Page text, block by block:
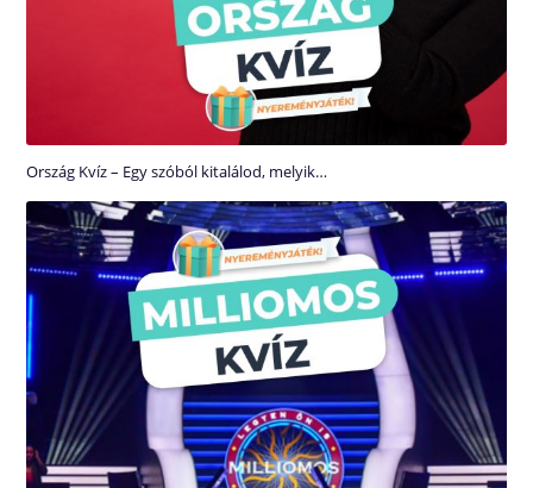
Ország Kvíz – Egy szóból kitalálod, melyik…